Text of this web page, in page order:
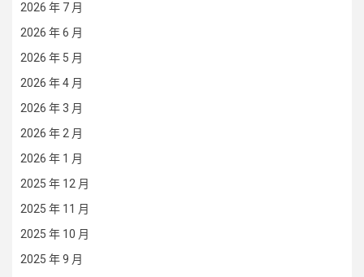
2026 年 7 月
2026 年 6 月
2026 年 5 月
2026 年 4 月
2026 年 3 月
2026 年 2 月
2026 年 1 月
2025 年 12 月
2025 年 11 月
2025 年 10 月
2025 年 9 月